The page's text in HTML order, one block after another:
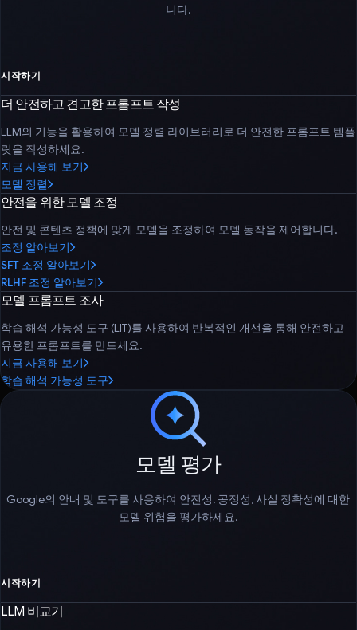
니다.
시작하기
더 안전하고 견고한 프롬프트 작성
LLM의 기능을 활용하여 모델 정렬 라이브러리로 더 안전한 프롬프트 템플
릿을 작성하세요.
지금 사용해 보기
모델 정렬
안전을 위한 모델 조정
안전 및 콘텐츠 정책에 맞게 모델을 조정하여 모델 동작을 제어합니다.
조정 알아보기
SFT 조정 알아보기
RLHF 조정 알아보기
모델 프롬프트 조사
학습 해석 가능성 도구 (LIT)를 사용하여 반복적인 개선을 통해 안전하고
유용한 프롬프트를 만드세요.
지금 사용해 보기
학습 해석 가능성 도구
모델 평가
Google의 안내 및 도구를 사용하여 안전성, 공정성, 사실 정확성에 대한
모델 위험을 평가하세요.
시작하기
LLM 비교기